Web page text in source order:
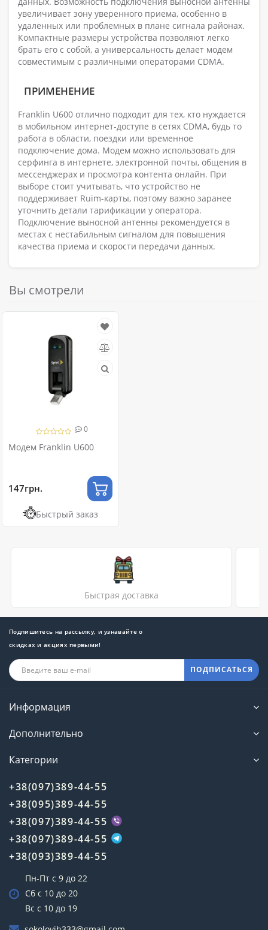
увеличивает зону уверенного приема, особенно в
удаленных или проблемных в плане сигнала районах.
Компактные размеры устройства позволяют легко
брать его с собой, а универсальность делает модем
совместимым с различными операторами CDMA.
ПРИМЕНЕНИЕ
Franklin U600 отлично подходит для тех, кто нуждается
в мобильном интернет-доступе в сетях CDMA, будь то
работа в области, поездки или временное
подключение дома. Модем можно использовать для
серфинга в интернете, электронной почты, общения в
мессенджерах и просмотра контента онлайн. При
выборе стоит учитывать, что устройство не
поддерживает Ruim-карты, поэтому важно заранее
уточнить детали тарификации у оператора.
Подключение выносной антенны рекомендуется в
местах с нестабильным сигналом для повышения
качества приема и скорости передачи данных.
Вы смотрели
0
Модем Franklin U600
147грн.
Быстрый заказ
Быстрая доставка
Подпишитесь на рассылку, и узнавайте о
скидках и акциях первыми!
ПОДПИСАТЬСЯ
Информация
Дополнительно
Категории
+38(097)389-44-55
+38(095)389-44-55
+38(097)389-44-55
+38(097)389-44-55
+38(093)389-44-55
Пн-Пт с 9 до 22
Сб с 10 до 20
Вс с 10 до 19